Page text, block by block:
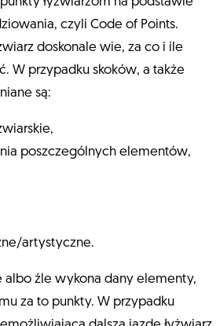
czyli Code of Points.
doskonale wie, za co i ile
W przypadku skoków, a także
są:
poszczególnych elementów,
artystyczne.
albo źle wykona dany elementy,
za to punkty. W przypadku